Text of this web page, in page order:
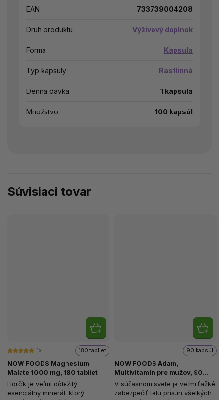
EAN 733739004208
Druh produktu Výživový doplnok
Forma Kapsula
Typ kapsuly Rastlinná
Denná dávka 1 kapsula
Množstvo 100 kapsúl
Súvisiaci tovar
NOW FOODS Magnesium
Malate 1000 mg, 180 tabliet
1x 180 tabliet
Horčík je veľmi dôležitý
esenciálny minerál, ktorý
NOW FOODS Adam,
Multivitamín pre mužov, 90
softgel kapsúl
90 kapsúl
V súčasnom svete je veľmi ťažké
zabezpečiť telu prísun všetkých